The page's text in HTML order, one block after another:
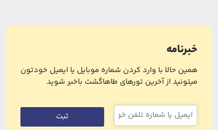
خبرنامه
همین حالا با وارد کردن شماره موبایل یا ایمیل خودتون
میتونید از آخرین تورهای طاهاگشت باخبر شوید
ثبت